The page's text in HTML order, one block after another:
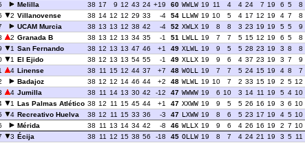
Melilla 38 17 9 12 43 24 +19 60 WWLW 19 11 4 4 24 7 19 6 5 8
2 Villanovense 38 14 12 12 29 33 -4 54 LLWW 19 10 5 4 17 12 19 4 7 8
UCAM Murcia 38 13 13 12 38 42 -4 52 XWLX 19 8 8 3 23 19 19 5 5 9
2 Granada B 38 13 12 13 34 35 -1 51 LWLL 19 7 7 5 15 12 19 6 5 8
1 San Fernando 38 12 13 13 47 46 +1 49 XLWL 19 9 5 5 28 23 19 3 8 8
1 El Ejido 38 12 13 13 54 55 -1 49 XLLX 19 9 6 4 37 23 19 3 7 9
4 Linense 38 11 15 12 44 37 +7 48 WOLL 19 7 7 5 24 15 19 4 8 7
Badajoz 38 12 12 14 46 44 +2 48 WLWL 19 10 7 2 33 15 19 2 5 12
4 Jumilla 38 11 14 13 30 42 -12 47 WWWW 19 6 10 3 14 11 19 5 4 10
1 Las Palmas Atlético 38 12 11 15 45 44 +1 47 XXWW 19 9 5 5 26 16 19 3 6 10
4 Recreativo Huelva 38 12 11 15 33 36 -3 47 LXWW 19 8 6 5 23 17 19 4 5 10
Mérida 38 11 13 14 34 42 -8 46 WLLX 19 9 6 4 26 16 19 2 7 10
3 Écija 38 11 12 15 38 56 -18 45 OLLW 19 8 7 4 24 21 19 3 5 11